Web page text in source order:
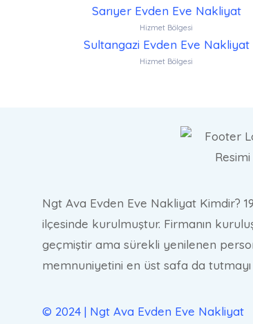
Sarıyer Evden Eve Nakliyat
Hizmet Bölgesi
Sultangazi Evden Eve Nakliyat
Hizmet Bölgesi
Ngt Ava Evden Eve Nakliyat Kimdir?
ilçesinde kurulmuştur. Firmanın
geçmiştir ama sürekli yenilenen
memnuniyetini en üst safa da tutmayı
© 2024 | Ngt Ava Evden Eve Nakliyat